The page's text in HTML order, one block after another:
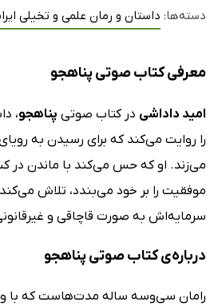
دسته‌ها: داستان و رمان علمی و تخیلی
معرفی کتاب صوتی پناهجو
امید داداشی در کتاب صوتی پناهجو،‌
را روایت می‌کند که برای رسیدن به
می‌زند. او که حس می‌کند با ماندن در
موفقیت را بر خود می‌بندد، تلاش می‌کند
سرمایه‌اش به صورت قاچاقی و
درباره‌ی کتاب صوتی پناهجو
رامان سی‌وسه‌ ساله مدت‌هاست که با